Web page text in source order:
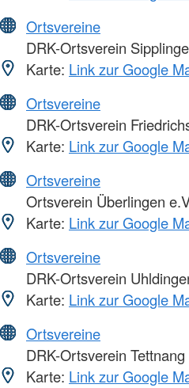
Ortsvereine
DRK-Ortsverein
Karte: Link zur Google
Ortsvereine
DRK-Ortsverein
Karte: Link zur Google
Ortsvereine
Ortsverein Überlingen
Karte: Link zur Google
Ortsvereine
DRK-Ortsverein
Karte: Link zur Google
Ortsvereine
DRK-Ortsverein Tettnang
Karte: Link zur Google